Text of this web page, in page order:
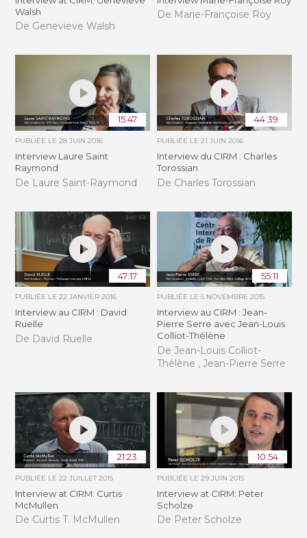
Walsh
De Genevieve Walsh
De Marie-Françoise Roy
15:47
PUBLIÉE LE28 JUIN 2016
Interview Laure Saint
Raymond
De Laure Saint-Raymond
44:39
PUBLIÉE LE 21 JUIN 2016
Interview du CIRM : Charles
Torossian
De Charles Torossian
47:17
PUBLIÉE LE22 JANVIER 2016
Interview au CIRM : David
Ruelle
De David Ruelle
55:11
PUBLIÉE LE 5 NOVEMBRE 2015
Interview au CIRM : Jean-
Pierre Serre avec Jean-Louis
Colliot-Thélène
De Jean-Louis Colliot-
Thélène , Jean-Pierre Serre
21:23
PUBLIÉE LE22 JUILLET 2015
Interview at CIRM: Curtis
McMullen
De Curtis T. McMullen
10:54
PUBLIÉE LE 29 JUIN 2015
Interview at CIRM: Peter
Scholze
De Peter Scholze